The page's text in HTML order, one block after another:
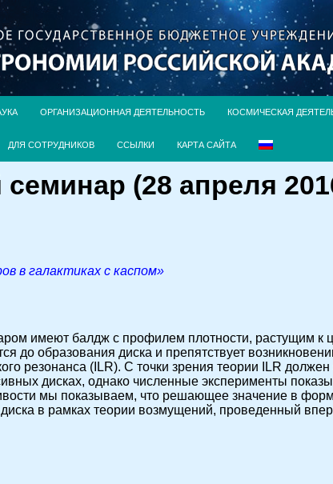
ОРГАНИЗАЦИОННАЯ ДЕЯТЕЛЬНОСТЬ КОСМИЧЕСКАЯ
ДЛЯ СОТРУДНИКОВ ССЫЛКИ КАРТА САЙТА
(28 апреля
в галактиках с каспом»
имеют балдж с профилем плотности, растущим к
до образования диска и препятствует
резонанса (ILR). С точки зрения теории ILR
дисках, однако численные эксперименты
мы показываем, что решающее значение в
диска в рамках теории возмущений, проведенный